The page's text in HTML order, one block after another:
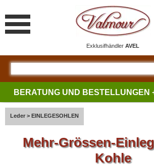
ExklusifhändlerAVEL
BERATUNG UND BESTELLUNGEN
Leder > EINLEGESOHLEN
Mehr-Grössen-
Kohle